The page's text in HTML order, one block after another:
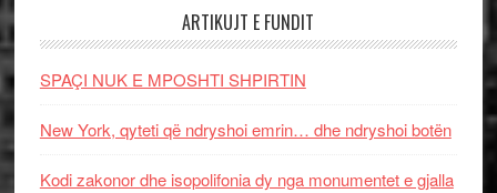
ARTIKUJT E FUNDIT
SPAÇI NUK E MPOSHTI SHPIRTIN
New York, qyteti që ndryshoi emrin… dhe ndryshoi botën
Kodi zakonor dhe isopolifonia dy nga monumentet e gjalla